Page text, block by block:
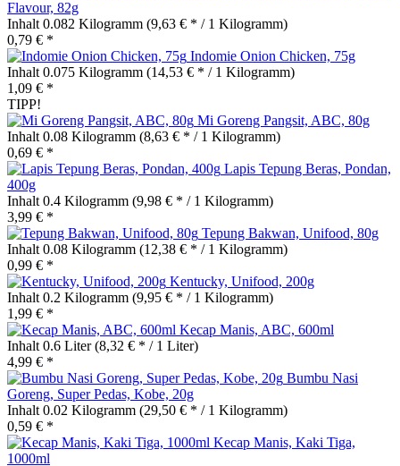
Flavour, 82g
Inhalt 0.082 Kilogramm (9,63 € * / 1 Kilogramm)
0,79 € *
Indomie Onion Chicken, 75g
Inhalt 0.075 Kilogramm (14,53 € * / 1 Kilogramm)
1,09 € *
TIPP!
Mi Goreng Pangsit, ABC, 80g
Inhalt 0.08 Kilogramm (8,63 € * / 1 Kilogramm)
0,69 € *
Lapis Tepung Beras, Pondan,
400g
Inhalt 0.4 Kilogramm (9,98 € * / 1 Kilogramm)
3,99 € *
Tepung Bakwan, Unifood, 80g
Inhalt 0.08 Kilogramm (12,38 € * / 1 Kilogramm)
0,99 € *
Kentucky, Unifood, 200g
Inhalt 0.2 Kilogramm (9,95 € * / 1 Kilogramm)
1,99 € *
Kecap Manis, ABC, 600ml
Inhalt 0.6 Liter(8,32 € * / 1 Liter)
4,99 € *
Bumbu Nasi
Goreng, Super Pedas, Kobe, 20g
Inhalt 0.02 Kilogramm (29,50 € * / 1 Kilogramm)
0,59 € *
Kecap Manis, Kaki Tiga,
1000ml